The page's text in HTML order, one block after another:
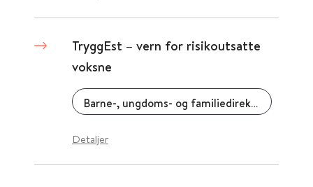
TryggEst – vern for risikoutsatte
voksne
Barne-, ungdoms- og familiedirektoratet (Bufdir)
Detaljer